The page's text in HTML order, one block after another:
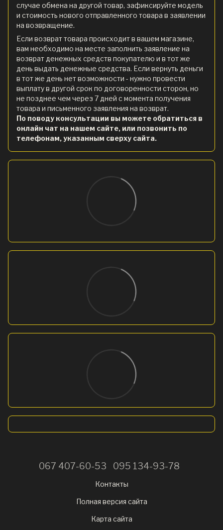
случае обмена на другой товар, зафиксируйте модель
и стоимость нового отправленного товара в заявлении
на возвращение.
Если возврат товара происходит в вашем магазине,
вам необходимо на месте заполнить заявление на
возврат денежных средств покупателю и в тот же
день выдать денежные средства. Если вернуть деньги
в тот же день нет возможности - нужно провести
выплату в другой срок по договоренности сторон, но
не позднее чем через 7 дней с момента получения
товара и письменного заявления на возврат.
По поводу консультации вы можете обратиться в
онлайн чат на нашем сайте, или позвонить по
телефонам, указанным сверху сайта.
067 407-60-53 095 134-93-78
Контакты
Полная версия сайта
Карта сайта